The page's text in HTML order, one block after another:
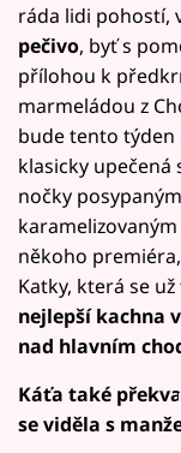
ráda lidi pohostí,
pečivo, byť s
přílohou k
marmeládou z
bude tento týden
klasicky
nočky
někoho
Katky, která se
nejlepší kachna
nad hlavním
Káťa také
se viděla s